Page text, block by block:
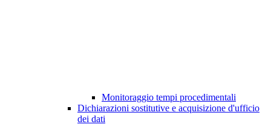
Monitoraggio tempi procedimentali
Dichiarazioni sostitutive e acquisizione d'ufficio
dei dati